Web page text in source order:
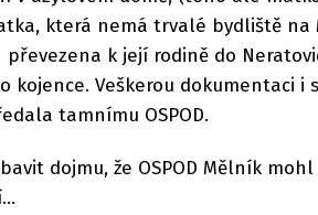
která nemá trvalé bydliště
k její rodině do
kojence. Veškerou dokumentaci
tamnímu OSPOD.
dojmu, že OSPOD Mělník